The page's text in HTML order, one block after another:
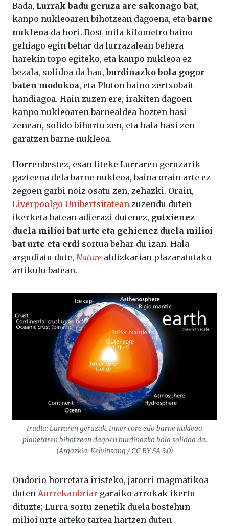
Bada, Lurrak badu geruza are sakonago bat,
kanpo nukleoaren bihotzean dagoena, etabarne
nukleoa da hori. Bost mila kilometro baino
gehiago egin behar da lurrazalean behera
harekin topo egiteko, eta kanpo nukleoa ez
bezala, solidoa da hau,burdinazko bola gogor
baten modukoa, eta Pluton baino zertxobait
handiagoa. Hain zuzen ere, irakiten dagoen
kanpo nukleoaren barnealdea hozten hasi
zenean, solido bihurtu zen, eta hala hasi zen
garatzen barne nukleoa.
Horrenbestez, esan liteke Lurraren geruzarik
gazteena dela barne nukleoa, baina orain arte ez
zegoen garbi noiz osatu zen, zehazki. Orain,
Liverpoolgo Unibertsitatean zuzendu duten
ikerketa batean adierazi dutenez, gutxienez
duela milioi bat urte eta gehienez duela milioi
bat urte eta erdi sortua behar du izan. Hala
argudiatu dute, Nature aldizkarian plazaratutako
artikulu batean.
Irudia: Lurraren geruzak. Inner core edo barne nukleoa
planetaren bihotzean dagoen burdinazko bola solidoa da.
(Argazkia: Kelvinsong / CC BY-SA 3.0)
Ondorio horretara iristeko, jatorri magmatikoa
duten Aurrekanbriar garaiko arrokak ikertu
dituzte; Lurra sortu zenetik duela bostehun
milioi urte arteko tartea hartzen duten